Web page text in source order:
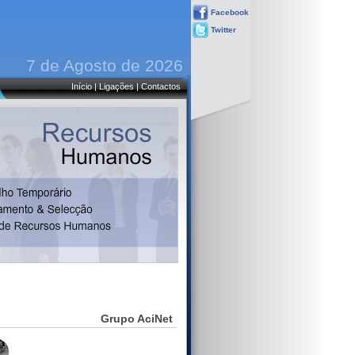
7 de Agosto de 2026
Facebook
Twitter
Início|Ligações|Contactos
Grupo AciNet